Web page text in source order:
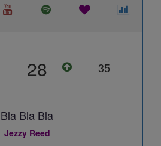
28 35
Bla Bla Bla
Jezzy Reed